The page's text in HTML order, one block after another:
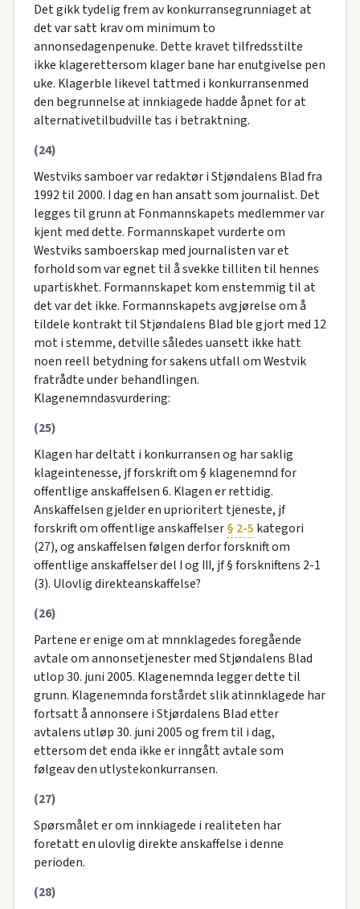
Det gikk tydelig frem av konkurransegrunniaget at
det var satt krav om minimum to
annonsedagenpenuke. Dette kravet tilfredsstilte
ikke klagerettersom klager bane har enutgivelse pen
uke. Klagerble likevel tattmed i konkurransenmed
den begrunnelse at innkiagede hadde åpnet for at
alternativetilbudville tas i betraktning.
(24)
Westviks samboer var redaktør i Stjøndalens Blad fra
1992 til 2000. I dag en han ansatt som journalist. Det
legges til grunn at Fonmannskapets medlemmer var
kjent med dette. Formannskapet vurderte om
Westviks samboerskap med journalisten var et
forhold som var egnet til å svekke tilliten til hennes
upartiskhet. Formannskapet kom enstemmig til at
det var det ikke. Formannskapets avgjørelse om å
tildele kontrakt til Stjøndalens Blad ble gjort med 12
mot i stemme, detville således uansett ikke hatt
noen reell betydning for sakens utfall om Westvik
fratrådte under behandlingen.
Klagenemndasvurdering:
(25)
Klagen har deltatt i konkurransen og har saklig
klageintenesse, jf forskrift om § klagenemnd for
offentlige anskaffelsen 6. Klagen er rettidig.
Anskaffelsen gjelder en uprioritert tjeneste, jf
forskrift om offentlige anskaffelser§ 2-5 kategori
(27), og anskaffelsen følgen derfor forsknift om
offentlige anskaffelser del I og III, jf § forskniftens 2-1
(3). Ulovlig direkteanskaffelse?
(26)
Partene er enige om at mnnklagedes foregående
avtale om annonsetjenester med Stjøndalens Blad
utlop 30. juni 2005. Klagenemnda legger dette til
grunn. Klagenemnda forstårdet slik atinnklagede har
fortsatt å annonsere i Stjørdalens Blad etter
avtalens utløp 30. juni 2005 og frem til i dag,
ettersom det enda ikke er inngått avtale som
følgeav den utlystekonkurransen.
(27)
Spørsmålet er om innkiagede i realiteten har
foretatt en ulovlig direkte anskaffelse i denne
perioden.
(28)